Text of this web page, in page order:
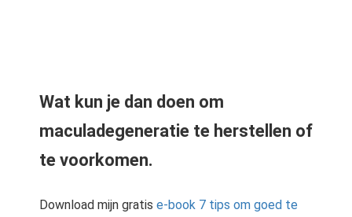
Wat kun je dan doen om
maculadegeneratie te herstellen of
te voorkomen.
Download mijn gratis e-book 7 tips om goed te